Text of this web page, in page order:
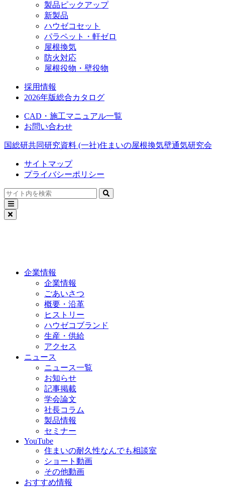
製品ピックアップ
新製品
ハウゼコセット
パラペット・軒ゼロ
屋根換気
防火対応
屋根役物・壁役物
採用情報
2026年版総合カタログ
CAD・施工マニュアル一覧
お問い合わせ
国総研共同研究資料 (一社)住まいの屋根換気壁通気研究会
サイトマップ
プライバシーポリシー
企業情報
企業情報
ごあいさつ
概要・沿革
ヒストリー
ハウゼコブランド
生産・供給
アクセス
ニュース
ニュース一覧
お知らせ
記事掲載
学会論文
社長コラム
製品情報
セミナー
YouTube
住まいの耐久性なんでも相談室
ショート動画
その他動画
おすすめ情報